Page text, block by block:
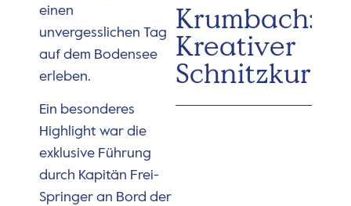
einen
unvergesslichen Tag
auf dem Bodensee
erleben.
Ein besonderes
Highlight war die
exklusive Führung
durch Kapitän Frei-
Springer an Bord der
Krumbach:
Kreativer
Schnitzkurs